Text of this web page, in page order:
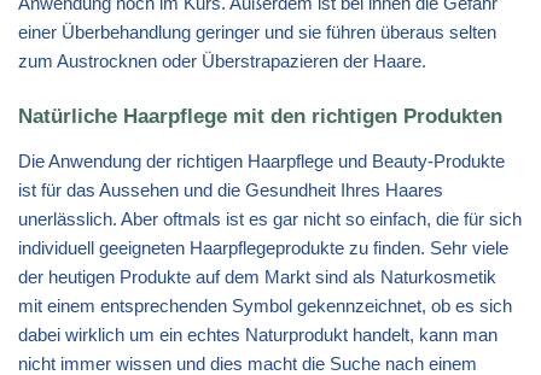
einer Überbehandlung geringer und sie führen überaus selten
zum Austrocknen oder Überstrapazieren der Haare.
Natürliche Haarpflege mit den richtigen Produkten
Die Anwendung der richtigen Haarpflege und Beauty-Produkte
ist für das Aussehen und die Gesundheit Ihres Haares
unerlässlich. Aber oftmals ist es gar nicht so einfach, die für sich
individuell geeigneten Haarpflegeprodukte zu finden. Sehr viele
der heutigen Produkte auf dem Markt sind als Naturkosmetik
mit einem entsprechenden Symbol gekennzeichnet, ob es sich
dabei wirklich um ein echtes Naturprodukt handelt, kann man
nicht immer wissen und dies macht die Suche nach einem